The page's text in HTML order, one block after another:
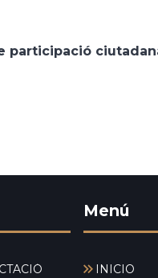
participació
Menú
INICIO